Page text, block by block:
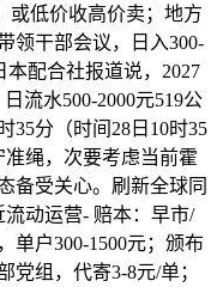
或低价收高价卖；地方
领干部会议，日入300-
本配合社报道说，2027
流水500-2000元519公
35分（时间28日10时35
绳，次要考虑当前霍
备受关心。刷新全球同
动运营- 赔本：早市/
单户300-1500元；颁布
党组，代寄3-8元/单；